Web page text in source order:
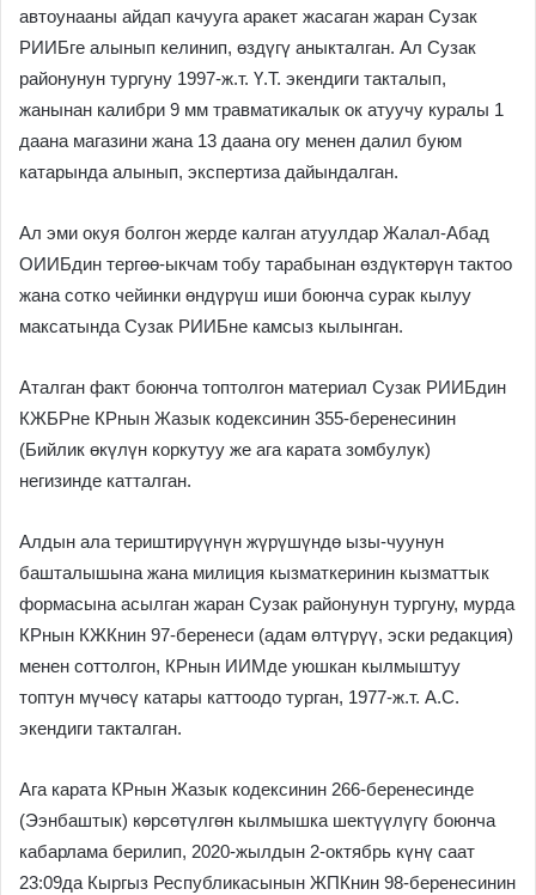
автоунааны айдап качууга аракет жасаган жаран Сузак
РИИБге алынып келинип, өздүгү аныкталган. Ал Сузак
районунун тургуну 1997-ж.т. Ү.Т. экендиги такталып,
жанынан калибри 9 мм травматикалык ок атуучу куралы 1
даана магазини жана 13 даана огу менен далил буюм
катарында алынып, экспертиза дайындалган.
Ал эми окуя болгон жерде калган атуулдар Жалал-Абад
ОИИБдин тергөө-ыкчам тобу тарабынан өздүктөрүн тактоо
жана сотко чейинки өндүрүш иши боюнча сурак кылуу
максатында Сузак РИИБне камсыз кылынган.
Аталган факт боюнча топтолгон материал Сузак РИИБдин
КЖБРне КРнын Жазык кодексинин 355-беренесинин
(Бийлик өкүлүн коркутуу же ага карата зомбулук)
негизинде катталган.
Алдын ала териштирүүнүн жүрүшүндө ызы-чуунун
башталышына жана милиция кызматкеринин кызматтык
формасына асылган жаран Сузак районунун тургуну, мурда
КРнын КЖКнин 97-беренеси (адам өлтүрүү, эски редакция)
менен соттолгон, КРнын ИИМде уюшкан кылмыштуу
топтун мүчөсү катары каттоодо турган, 1977-ж.т. А.С.
экендиги такталган.
Ага карата КРнын Жазык кодексинин 266-беренесинде
(Ээнбаштык) көрсөтүлгөн кылмышка шектүүлүгү боюнча
кабарлама берилип, 2020-жылдын 2-октябрь күнү саат
23:09да Кыргыз Республикасынын ЖПКнин 98-беренесинин